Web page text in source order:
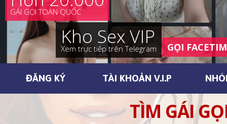
GÁI GỌI TOÀN QUỐC
Kho Sex VIP
Xem trực tiếp trên Telegram GỌI
ĐĂNG KÝ TÀI KHOẢN V.I.P
TÌM GÁI